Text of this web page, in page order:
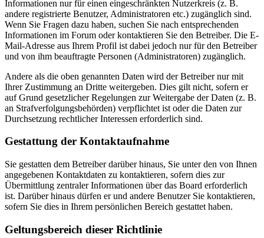
Informationen nur für einen eingeschränkten Nutzerkreis (z. B.
andere registrierte Benutzer, Administratoren etc.) zugänglich sind.
Wenn Sie Fragen dazu haben, suchen Sie nach entsprechenden
Informationen im Forum oder kontaktieren Sie den Betreiber. Die E-
Mail-Adresse aus Ihrem Profil ist dabei jedoch nur für den Betreiber
und von ihm beauftragte Personen (Administratoren) zugänglich.
Andere als die oben genannten Daten wird der Betreiber nur mit
Ihrer Zustimmung an Dritte weitergeben. Dies gilt nicht, sofern er
auf Grund gesetzlicher Regelungen zur Weitergabe der Daten (z. B.
an Strafverfolgungsbehörden) verpflichtet ist oder die Daten zur
Durchsetzung rechtlicher Interessen erforderlich sind.
Gestattung der Kontaktaufnahme
Sie gestatten dem Betreiber darüber hinaus, Sie unter den von Ihnen
angegebenen Kontaktdaten zu kontaktieren, sofern dies zur
Übermittlung zentraler Informationen über das Board erforderlich
ist. Darüber hinaus dürfen er und andere Benutzer Sie kontaktieren,
sofern Sie dies in Ihrem persönlichen Bereich gestattet haben.
Geltungsbereich dieser Richtlinie